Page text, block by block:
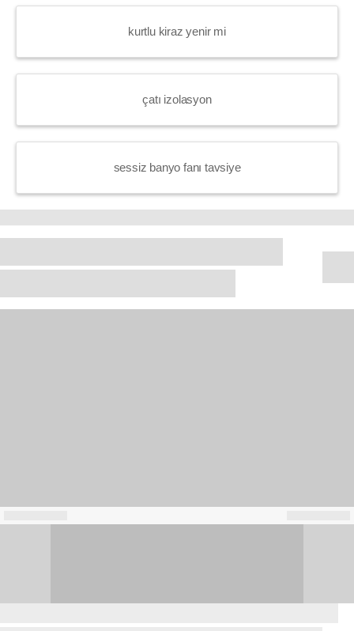
kurtlu kiraz yenir mi
çatı izolasyon
sessiz banyo fanı tavsiye